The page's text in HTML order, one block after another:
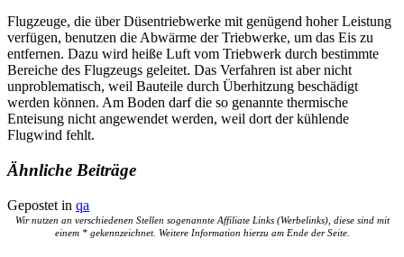
Flugzeuge, die über Düsentriebwerke mit genügend hoher Leistung
verfügen, benutzen die Abwärme der Triebwerke, um das Eis zu
entfernen. Dazu wird heiße Luft vom Triebwerk durch bestimmte
Bereiche des Flugzeugs geleitet. Das Verfahren ist aber nicht
unproblematisch, weil Bauteile durch Überhitzung beschädigt
werden können. Am Boden darf die so genannte thermische
Enteisung nicht angewendet werden, weil dort der kühlende
Flugwind fehlt.
Ähnliche Beiträge
Gepostet in qa
Wir nutzen an verschiedenen Stellen sogenannte Affiliate Links (Werbelinks), diese sind mit
einem * gekennzeichnet. Weitere Information hierzu am Ende der Seite.